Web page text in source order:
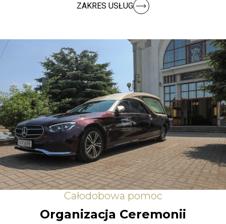
ZAKRES USŁUG
Całodobowa pomoc
Organizacja Ceremonii